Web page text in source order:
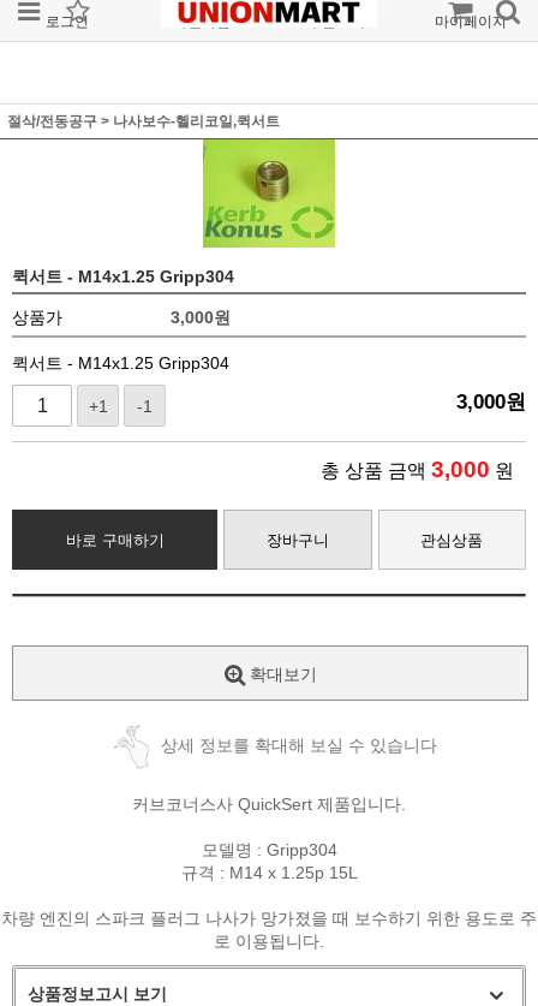
로그인 회원가입 주문조회 마이페이지
절삭/전동공구 > 나사보수-헬리코일,퀵서트
퀵서트 - M14x1.25 Gripp304
상품가 3,000원
퀵서트 - M14x1.25 Gripp304
+1 -1 3,000원
총 상품 금액 3,000 원
바로 구매하기 장바구니 관심상품
확대보기
상세 정보를 확대해 보실 수 있습니다
커브코너스사 QuickSert 제품입니다.
모델명 : Gripp304
규격 : M14 x 1.25p 15L
차량 엔진의 스파크 플러그 나사가 망가졌을 때 보수하기 위한 용도로 주
로 이용됩니다.
상품정보고시 보기